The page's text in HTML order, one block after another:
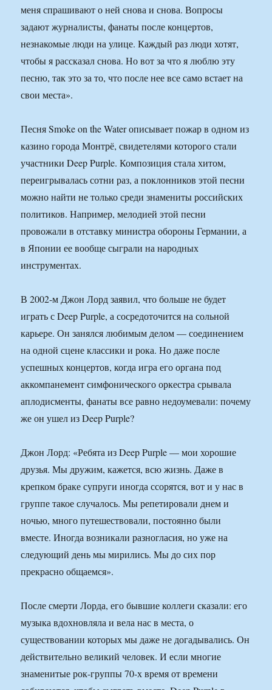
меня спрашивают о ней снова и снова. Вопросы
задают журналисты, фанаты после концертов,
незнакомые люди на улице. Каждый раз люди хотят,
чтобы я рассказал снова. Но вот за что я люблю эту
песню, так это за то, что после нее все само встает на
свои места».
Песня Smoke on the Water описывает пожар в одном из
казино города Монтрё, свидетелями которого стали
участники Deep Purple. Композиция стала хитом,
переигрывалась сотни раз, а поклонников этой песни
можно найти не только среди знамениты российских
политиков. Например, мелодией этой песни
провожали в отставку министра обороны Германии, а
в Японии ее вообще сыграли на народных
инструментах.
В 2002-м Джон Лорд заявил, что больше не будет
играть с Deep Purple, а сосредоточится на сольной
карьере. Он занялся любимым делом — соединением
на одной сцене классики и рока. Но даже после
успешных концертов, когда игра его органа под
аккомпанемент симфонического оркестра срывала
аплодисменты, фанаты все равно недоумевали: почему
же он ушел из Deep Purple?
Джон Лорд: «Ребята из Deep Purple — мои хорошие
друзья. Мы дружим, кажется, всю жизнь. Даже в
крепком браке супруги иногда ссорятся, вот и у нас в
группе такое случалось. Мы репетировали днем и
ночью, много путешествовали, постоянно были
вместе. Иногда возникали разногласия, но уже на
следующий день мы мирились. Мы до сих пор
прекрасно общаемся».
После смерти Лорда, его бывшие коллеги сказали: его
музыка вдохновляла и вела нас в места, о
существовании которых мы даже не догадывались. Он
действительно великий человек. И если многие
знаменитые рок-группы 70-х время от времени